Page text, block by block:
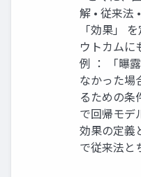
解 • 従来法
「効果」
ウトカムに
例 ： 「曝
なかった場
るための条
で回帰モデ
効果の定義
で従来法と